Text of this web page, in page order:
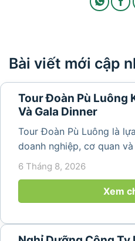
Bài viết mới cập
Tour Đoàn Pù Luông
Và Gala Dinner
Tour Đoàn Pù Luông là
doanh nghiệp, cơ quan
hợp nghỉ dưỡng, tham
động gắn kết tập thể. Với
nguyên sơ, không khí...
6 Tháng 8, 2026
Xem